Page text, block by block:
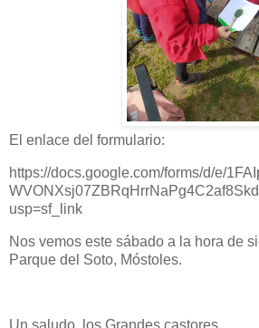
El enlace del formulario:
https://docs.google.com/forms/d/e/
usp=sf_link
Nos vemos este sábado a la hora de
Parque del Soto, Móstoles.
Un saludo, los Grandes castores.